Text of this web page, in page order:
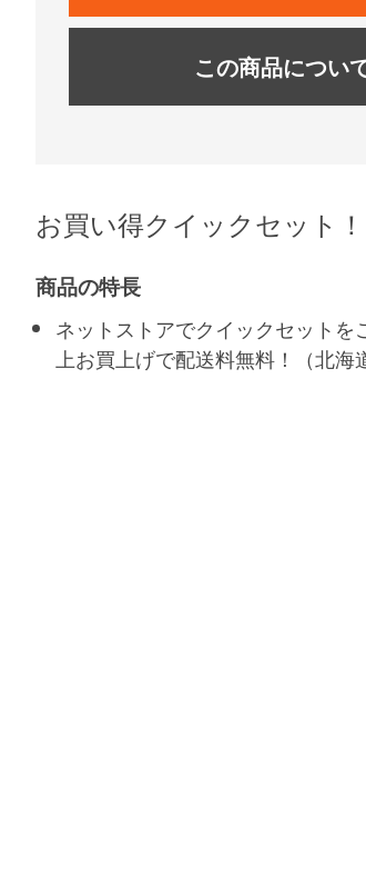
この商品につい
お買い得クイックセット！
商品の特長
ネットストアでクイックセット
上お買上げで配送料無料！（北